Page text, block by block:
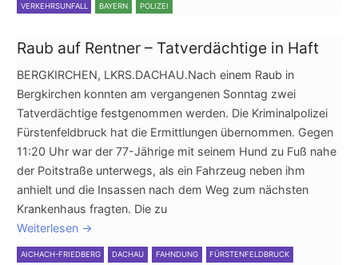
VERKEHRSUNFALL BAYERN POLIZEI
Raub auf Rentner – Tatverdächtige in Haft
BERGKIRCHEN, LKRS.DACHAU.Nach einem Raub in
Bergkirchen konnten am vergangenen Sonntag zwei
Tatverdächtige festgenommen werden. Die Kriminalpolizei
Fürstenfeldbruck hat die Ermittlungen übernommen. Gegen
11:20 Uhr war der 77-Jährige mit seinem Hund zu Fuß nahe
der Poitstraße unterwegs, als ein Fahrzeug neben ihm
anhielt und die Insassen nach dem Weg zum nächsten
Krankenhaus fragten. Die zu
Weiterlesen →
AICHACH-FRIEDBERG DACHAU FAHNDUNG FÜRSTENFELDBRUCK